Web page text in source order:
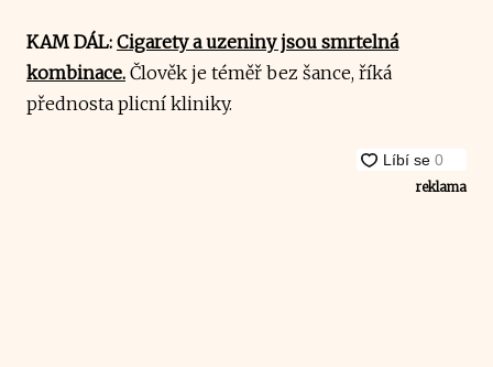
KAM DÁL: Cigarety a uzeniny jsou smrtelná
kombinace. Člověk je téměř bez šance, říká
přednosta plicní kliniky.
reklama